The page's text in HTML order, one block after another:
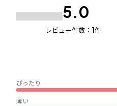
5.0
レビュー件数： 1件
ぴったり
薄い